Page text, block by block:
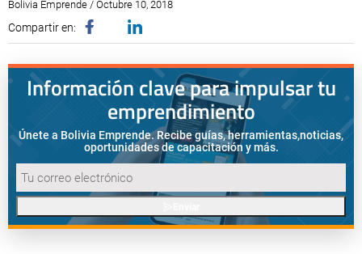
Bolivia Emprende / Octubre 10, 2018
Compartir en:
Información clave para impulsar tu
emprendimiento
Únete a Bolivia Emprende. Recibe guías, herramientas,noticias,
oportunidades de capacitación y más.